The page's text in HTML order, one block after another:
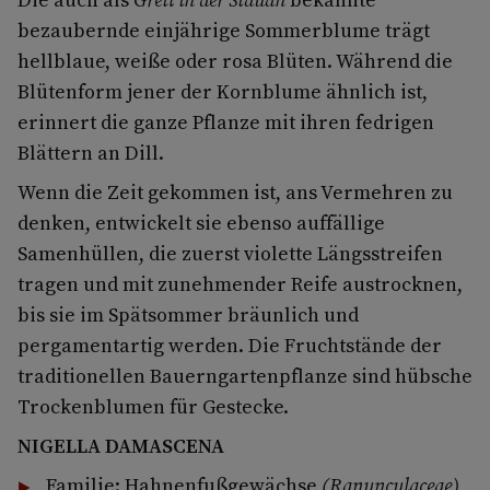
bezaubernde einjährige Sommerblume trägt
hellblaue, weiße oder rosa Blüten. Während die
Blütenform jener der Kornblume ähnlich ist,
erinnert die ganze Pflanze mit ihren fedrigen
Blättern an Dill.
Wenn die Zeit gekommen ist, ans Vermehren zu
denken, entwickelt sie ebenso auffällige
Samenhüllen, die zuerst violette Längsstreifen
tragen und mit zunehmender Reife austrocknen,
bis sie im Spätsommer bräunlich und
pergamentartig werden. Die Fruchtstände der
traditionellen Bauerngartenpflanze sind hübsche
Trockenblumen für Gestecke.
NIGELLA DAMASCENA